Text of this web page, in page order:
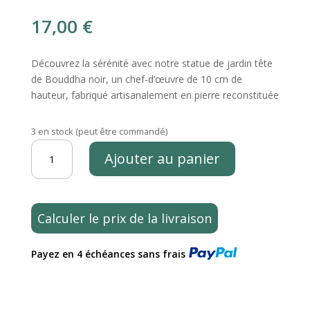
17,00 €
Découvrez la sérénité avec notre statue de jardin tête
de Bouddha noir, un chef-d’œuvre de 10 cm de
hauteur, fabriqué artisanalement en pierre reconstituée
3 en stock (peut être commandé)
quantité
Statue
jardin
tête
bouddha
Ajouter au panier
Calculer le prix de la livraison
Payez en 4 échéances sans frais